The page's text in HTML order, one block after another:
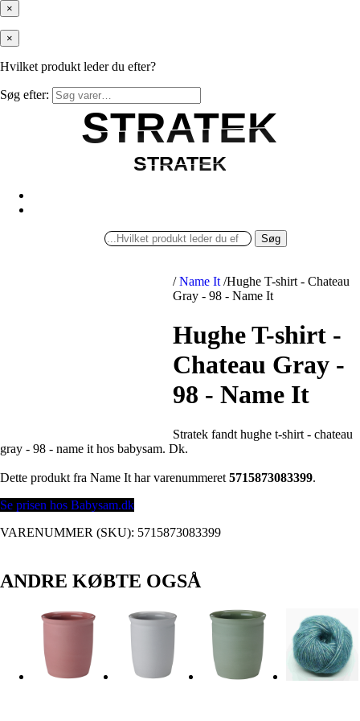
×
×
Hvilket produkt leder du efter?
Søg efter:
STRATEK
STRATEK
STRATEK
STRATEK
Søg
/ Name It /Hughe T-shirt - Chateau
Gray - 98 - Name It
Hughe T-shirt -
Chateau Gray -
98 - Name It
Stratek fandt hughe t-shirt - chateau
gray - 98 - name it hos babysam. Dk.
Dette produkt fra Name It har varenummeret 5715873083399.
Se prisen hos Babysam.dk
VARENUMMER (SKU): 5715873083399
ANDRE KØBTE OGSÅ